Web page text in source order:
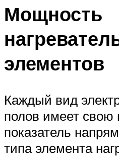
Мощность
элементов
Каждый вид
полов имеет свою
показатель
типа элемента